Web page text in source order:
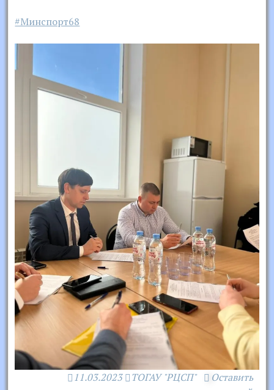
#Минспорт68
11.03.2023 ТОГАУ "РЦСП"
Оставить